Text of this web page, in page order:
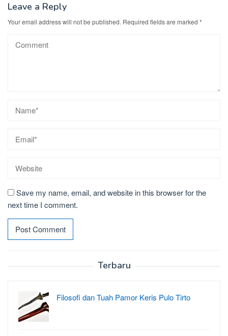
Leave a Reply
Your email address will not be published. Required fields are marked *
Save my name, email, and website in this browser for the
next time I comment.
Terbaru
Filosofi dan Tuah Pamor Keris Pulo Tirto